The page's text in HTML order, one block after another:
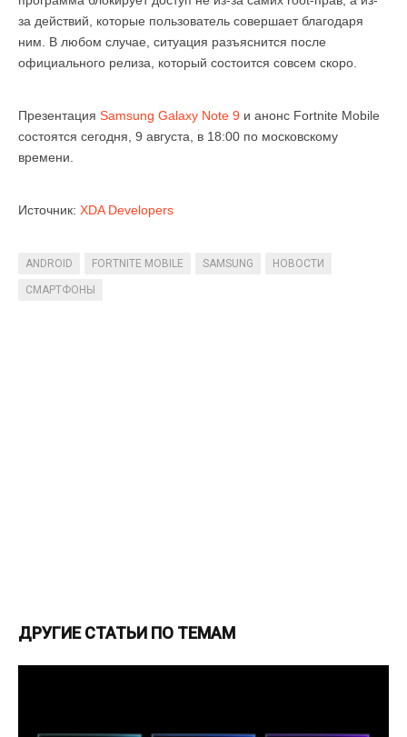
за действий, которые пользователь совершает благодаря
ним. В любом случае, ситуация разъяснится после
официального релиза, который состоится совсем скоро.
Презентация Samsung Galaxy Note 9 и анонс Fortnite Mobile
состоятся сегодня, 9 августа, в 18:00 по московскому
времени.
Источник: XDA Developers
ANDROID FORTNITE MOBILE SAMSUNG НОВОСТИ
СМАРТФОНЫ
ДРУГИЕ СТАТЬИ ПО ТЕМАМ